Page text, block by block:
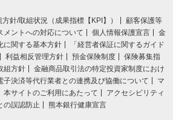
針/取組状況（成果指標【KPI】）
顧客保護等
メントへの対応について 個人情報保護宣言
金
に関する基本方針
「経営者保証に関するガイド
利益相反管理方針 預金保険制度
保険募集指
組方針
金融商品取引法の特定投資家制度におけ
子決済等代行業者との連携及び協働について
マ
本サイトのご利用にあたって
アクセシビリティ
の誤認防止 熊本銀行健康宣言